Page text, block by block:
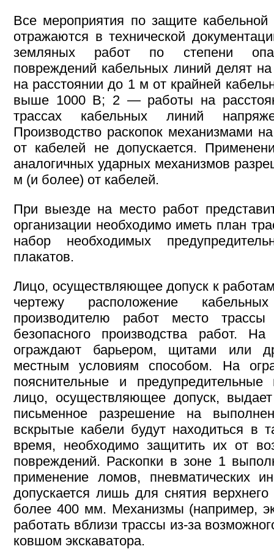
Все мероприятия по защите
отражаются в технической
земляных работ по степени
повреждений кабельных линий делят
на расстоянии до 1 м от крайней
выше 1000 В; 2 — работы на
трассах кабельных линий
Производство раскопок механизмами
от кабелей не допускается.
аналогичных ударных механизмов
м (и более) от кабелей.
При выезде на место работ
организации необходимо иметь план
набор необходимых
плакатов.
Лицо, осуществляющее допуск к
чертежу расположение
производителю работ место
безопасного производства работ.
ограждают барьером, щитами или
местным условиям способом. На
пояснительные и
лицо, осуществляющее допуск,
письменное разрешение на
вскрытые кабели будут находиться в
время, необходимо защитить их от
повреждений. Раскопки в зоне 1
применение ломов, пневматических
допускается лишь для снятия
более 400 мм. Механизмы (например,
работать вблизи трассы из-за
ковшом экскаватора.